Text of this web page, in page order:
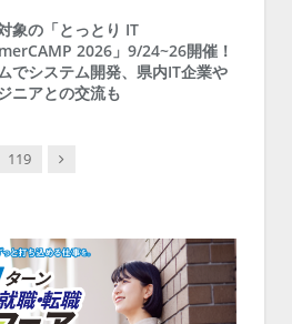
象の「とっとり IT
2026」9/24~26開催！
でシステム開発、県内IT企業や
ニアとの交流も
119 Next